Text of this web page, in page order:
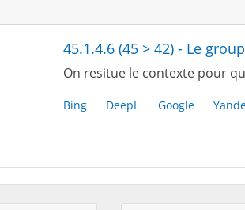
45.1.4.6 (45 > 42) - Le
On resitue le contexte pour
Bing DeepL Google